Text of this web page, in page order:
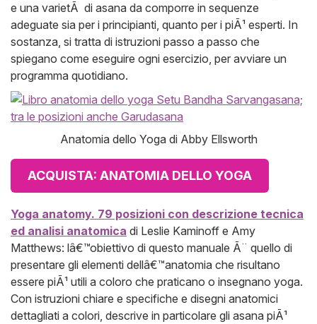
e una varietÃ di asana da comporre in sequenze
adeguate sia per i principianti, quanto per i piÃ¹ esperti. In
sostanza, si tratta di istruzioni passo a passo che
spiegano come eseguire ogni esercizio, per avviare un
programma quotidiano.
Anatomia dello Yoga di Abby Ellsworth
ACQUISTA: ANATOMIA DELLO YOGA
Yoga anatomy. 79 posizioni con descrizione tecnica
ed analisi anatomica di Leslie Kaminoff e Amy
Matthews: lâ€™obiettivo di questo manuale Ã¨ quello di
presentare gli elementi dellâ€™anatomia che risultano
essere piÃ¹ utili a coloro che praticano o insegnano yoga.
Con istruzioni chiare e specifiche e disegni anatomici
dettagliati a colori, descrive in particolare gli asana piÃ¹